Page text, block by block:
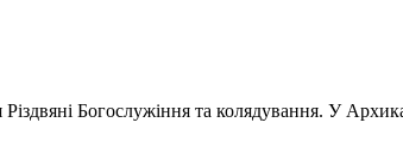
Богослужіння та колядування. У